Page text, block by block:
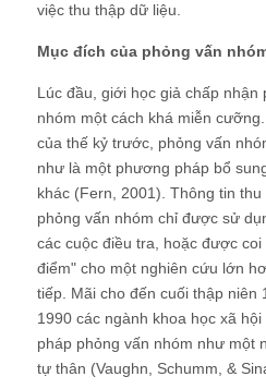
việc thu thập dữ liệu.
Mục đích của phỏng vấn
Lúc đầu, giới học giả chấp
nhóm một cách khá miễn
của thế kỷ trước, phỏng vấn
như là một phương pháp bổ
khác (Fern, 2001). Thông tin
phỏng vấn nhóm chỉ được sử
các cuộc điều tra, hoặc được
điểm" cho một nghiên cứu lớn
tiếp. Mãi cho đến cuối thập niên
1990 các ngành khoa học xã
pháp phỏng vấn nhóm như một
tự thân (Vaughn, Schumm, &